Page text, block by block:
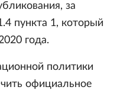
за
пункта 1, который
года.
политики
официальное